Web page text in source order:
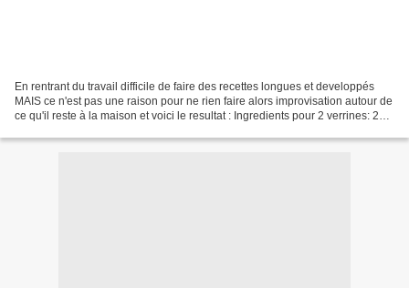
En rentrant du travail difficile de faire des recettes longues et developpés
MAIS ce n'est pas une raison pour ne rien faire alors improvisation autour de
ce qu'il reste à la maison et voici le resultat : Ingredients pour 2 verrines: 2